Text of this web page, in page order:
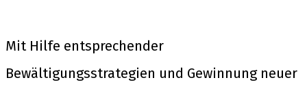
Mit Hilfe entsprechender
Bewältigungsstrategien und Gewinnung neuer